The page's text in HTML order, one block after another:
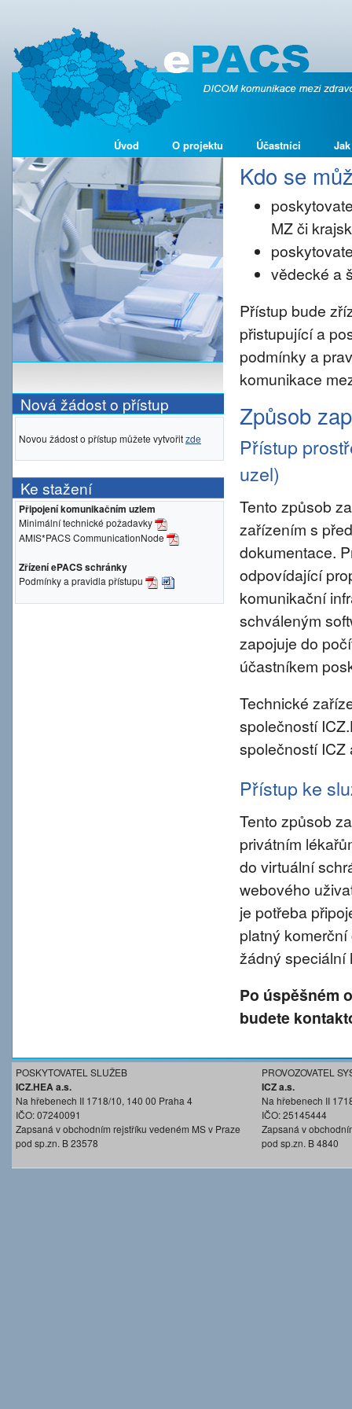
Úvod O projektu Účastníci
Nová žádost o přístup
Novou žádost o přístup můžete vytvořitzde
Ke stažení
Připojení komunikačním uzlem
Minimální technické požadavky
AMIS*PACS CommunicationNode
Zřízení ePACS schránky
Podmínky a pravidla přístupu
Kdo se
MZ či
vědecké a
Přístup bude
přistupující a
podmínky a
komunikace
Způsob
Přístup
uzel)
Tento způsob
zařízením s
dokumentace.
odpovídající
komunikační
schváleným
zapojuje do
účastníkem
Technické
společností
společností ICZ
Přístup ke
Tento způsob
privátním
do virtuální
webového
je potřeba
platný
žádný speciální
Po úspěšném
budete
POSKYTOVATEL SLUŽEB
ICZ.HEA a.s.
Na hřebenech II 1718/10, 140 00 Praha 4
IČO: 07240091
Zapsaná v obchodním rejstříku vedeném MS v Praze
pod sp.zn. B 23578
PROVOZOVATEL
ICZ a.s.
Na hřebenech II
IČO: 25145444
Zapsaná v
pod sp.zn. B 4840